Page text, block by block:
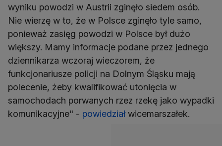
wyniku powodzi w Austrii zginęło siedem osób.
Nie wierzę w to, że w Polsce zginęło tyle samo,
ponieważ zasięg powodzi w Polsce był dużo
większy. Mamy informacje podane przez jednego
dziennikarza wczoraj wieczorem, że
funkcjonariusze policji na Dolnym Śląsku mają
polecenie, żeby kwalifikować utonięcia w
samochodach porwanych rzez rzekę jako wypadki
komunikacyjne" - powiedziałwicemarszałek.